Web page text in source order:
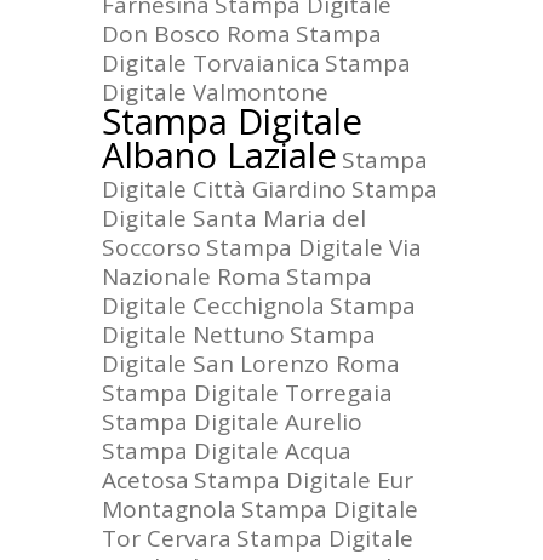
Don Bosco Roma Stampa
Digitale Torvaianica Stampa
Digitale Valmontone
Stampa Digitale
Albano Laziale Stampa
Digitale Città Giardino Stampa
Digitale Santa Maria del
Soccorso Stampa Digitale Via
Nazionale Roma Stampa
Digitale Cecchignola Stampa
Digitale Nettuno Stampa
Digitale San Lorenzo Roma
Stampa Digitale Torregaia
Stampa Digitale Aurelio
Stampa Digitale Acqua
Acetosa Stampa Digitale Eur
Montagnola Stampa Digitale
Tor Cervara Stampa Digitale